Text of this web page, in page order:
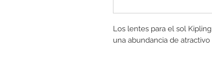
Los lentes para el sol
una abundancia de